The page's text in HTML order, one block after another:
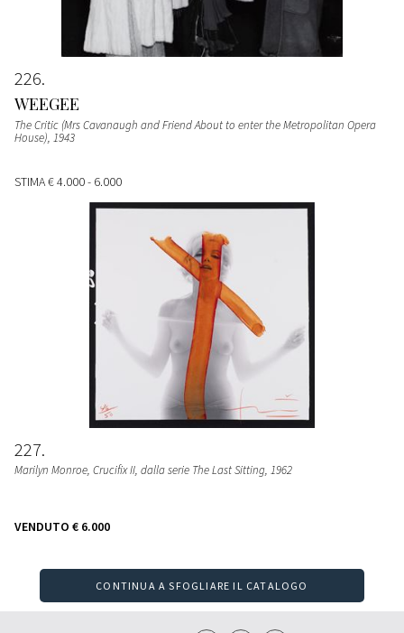
226
WEEGEE
The Critic (Mrs Cavanaugh and Friend About to enter the Metropolitan Opera
House), 1943
STIMA€ 4.000 - 6.000
227
Marilyn Monroe, Crucifix II, dalla serie The Last Sitting, 1962
VENDUTO € 6.000
CONTINUA A SFOGLIARE IL CATALOGO